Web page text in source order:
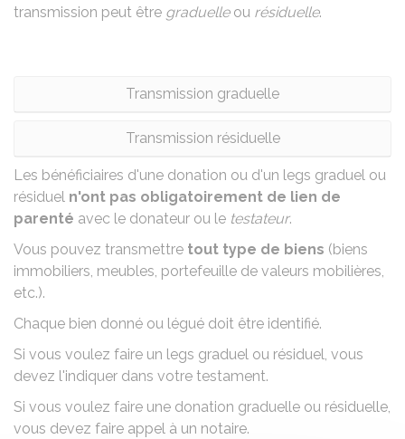
transmission peut être graduelleou résiduelle.
Transmission graduelle
Transmission résiduelle
Les bénéficiaires d'une donation ou d'un legs graduel ou
résiduel n'ont pas obligatoirement de lien de
parenté avec le donateur ou le testateur.
Vous pouvez transmettre tout type de biens (biens
immobiliers, meubles, portefeuille de valeurs mobilières,
etc.).
Chaque bien donné ou légué doit être identifié.
Si vous voulez faire un legs graduel ou résiduel, vous
devez l'indiquer dans votre testament.
Si vous voulez faire une donation graduelle ou résiduelle,
vous devez faire appel à un notaire.